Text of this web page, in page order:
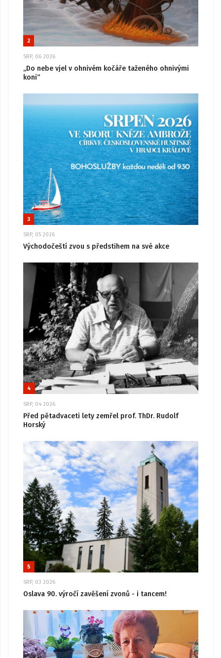
2
SRP, 06 2026
„Do nebe vjel v ohnivém kočáře taženého ohnivými
koni“
3
SRP, 05 2026
Východočeští zvou s předstihem na své akce
4
SRP, 04 2026
Před pětadvaceti lety zemřel prof. ThDr. Rudolf
Horský
5
SRP, 03 2026
Oslava 90. výročí zavěšení zvonů - i tancem!